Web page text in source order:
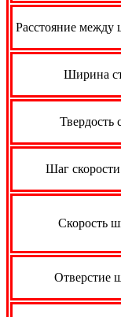
Расстояние
Ширина
Твердость
Шаг
Скорость
Отверстие